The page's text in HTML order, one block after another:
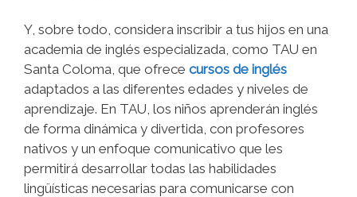
Y, sobre todo, considera inscribir a tus hijos en una
academia de inglés especializada, como TAU en
Santa Coloma, que ofrece cursos de inglés
adaptados a las diferentes edades y niveles de
aprendizaje. En TAU, los niños aprenderán inglés
de forma dinámica y divertida, con profesores
nativos y un enfoque comunicativo que les
permitirá desarrollar todas las habilidades
lingüísticas necesarias para comunicarse con